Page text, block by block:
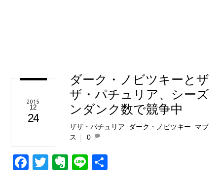
2015
12
24
ダーク・ノビツキーとザ
ザ・パチュリア、シーズ
ンダンク数で競争中
ザザ・パチュリア ダーク・ノビツキー
マブ
ス
0
F
T
E
Li